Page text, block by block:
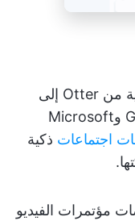
تستمع أداة تدوين الملاحظات المجانية من Otter إلى
محادثاتك عبر Zoom وGoogle Meet وMicrosoft
اجتماعات ذكية
مؤتمرات الفيديو